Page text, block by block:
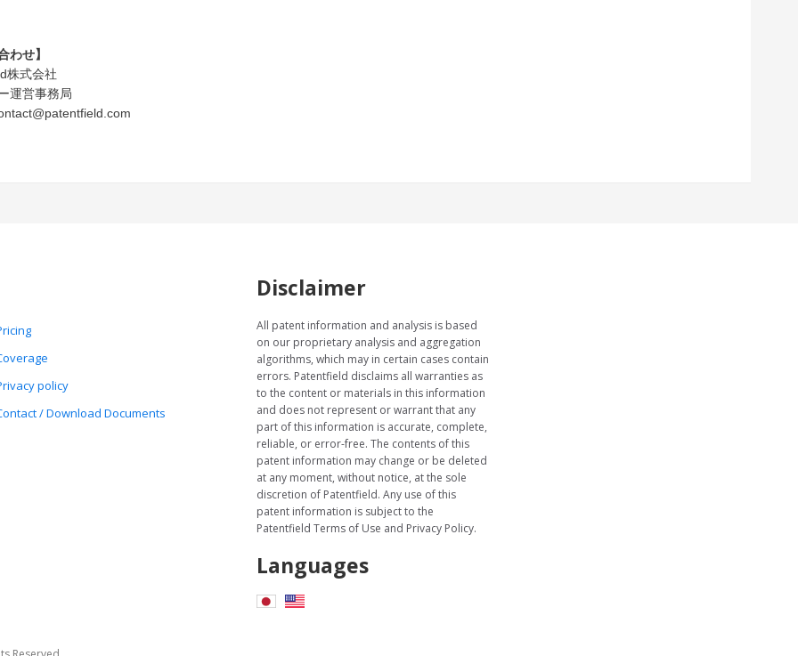
わせ】
株式会社
運営事務局
policy
/ Download Documents
Disclaimer
All patent information and analysis is based
on our proprietary analysis and aggregation
algorithms, which may in certain cases contain
errors. Patentfield disclaims all warranties as
to the content or materials in this information
and does not represent or warrant that any
part of this information is accurate, complete,
reliable, or error-free. The contents of this
patent information may change or be deleted
at any moment, without notice, at the sole
discretion of Patentfield. Any use of this
patent information is subject to the
Patentfield Terms of Use and Privacy Policy.
Languages